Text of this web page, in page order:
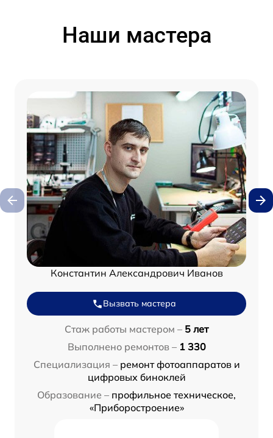
Наши мастера
Константин Александрович Иванов
Вызвать мастера
Стаж работы мастером – 5 лет
Выполнено ремонтов – 1 330
Специализация – ремонт фотоаппаратов и
цифровых биноклей
Образование – профильное техническое,
«Приборостроение»